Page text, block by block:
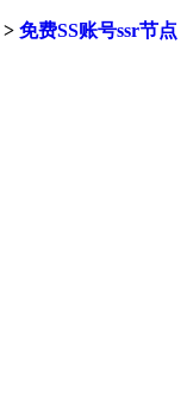
> 免费SS账号ssr节点